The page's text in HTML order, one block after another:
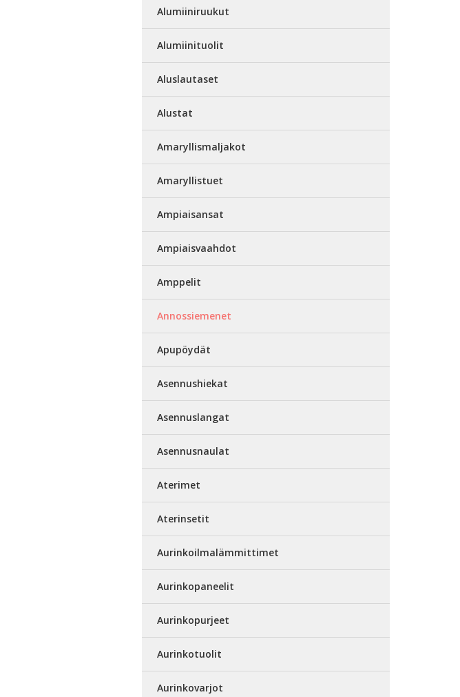
Alumiiniruukut
Alumiinituolit
Aluslautaset
Alustat
Amaryllismaljakot
Amaryllistuet
Ampiaisansat
Ampiaisvaahdot
Amppelit
Annossiemenet
Apupöydät
Asennushiekat
Asennuslangat
Asennusnaulat
Aterimet
Aterinsetit
Aurinkoilmalämmittimet
Aurinkopaneelit
Aurinkopurjeet
Aurinkotuolit
Aurinkovarjot